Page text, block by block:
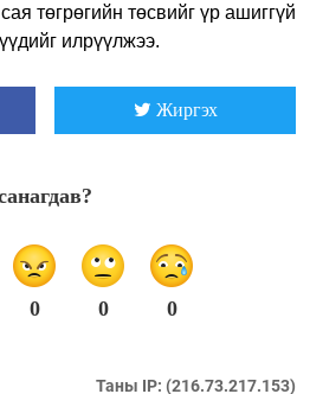
төгрөгийн төсвийг үр ашиггүй
илрүүлжээ.
Жиргэх
0 0 0
Таны IP: (216.73.217.153)